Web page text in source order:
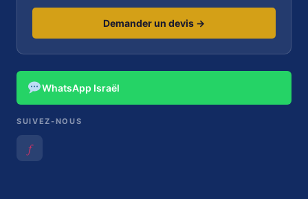
Demander un devis →
WhatsApp Israël
SUIVEZ-NOUS
𝑓